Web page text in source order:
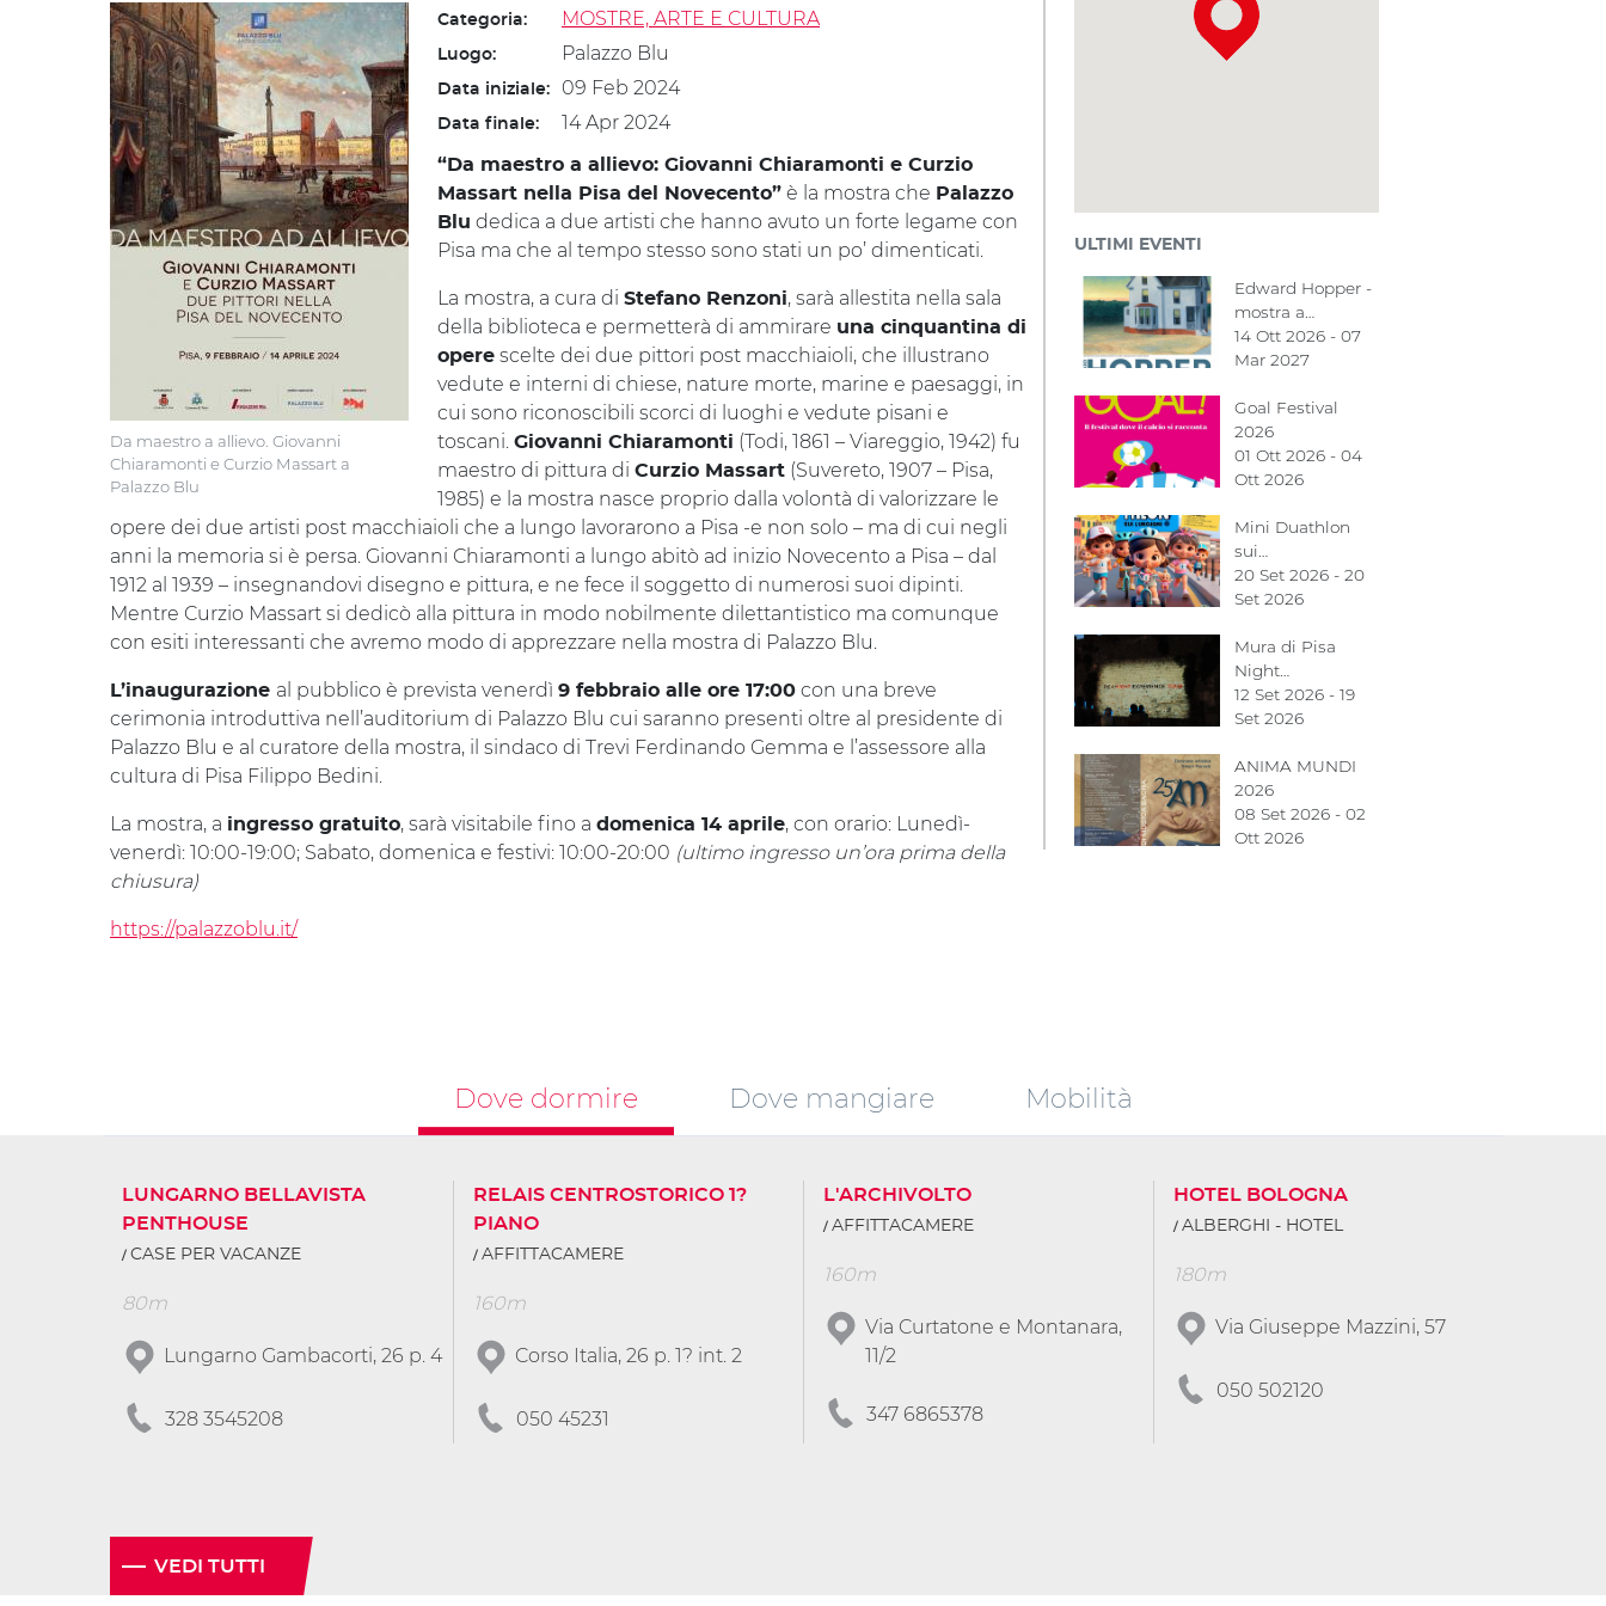
Da maestro a allievo. Giovanni
Chiaramonti e Curzio Massart a
Palazzo Blu
Categoria: MOSTRE, ARTE E CULTURA
Luogo: Palazzo Blu
Data iniziale: 09 Feb 2024
Data finale: 14 Apr 2024
“Da maestro a allievo: Giovanni Chiaramonti e Curzio
Massart nella Pisa del Novecento” è la mostra che Palazzo
Blu dedica a due artisti che hanno avuto un forte legame con
Pisa ma che al tempo stesso sono stati un po’ dimenticati.
La mostra, a cura di Stefano Renzoni, sarà allestita nella sala
della biblioteca e permetterà di ammirare una cinquantina di
opere scelte dei due pittori post macchiaioli, che illustrano
vedute e interni di chiese, nature morte, marine e paesaggi, in
cui sono riconoscibili scorci di luoghi e vedute pisani e
toscani. Giovanni Chiaramonti (Todi, 1861 – Viareggio, 1942) fu
maestro di pittura di Curzio Massart (Suvereto, 1907 – Pisa,
1985) e la mostra nasce proprio dalla volontà di valorizzare le
opere dei due artisti post macchiaioli che a lungo lavorarono a Pisa -e non solo – ma di cui negli
anni la memoria si è persa. Giovanni Chiaramonti a lungo abitò ad inizio Novecento a Pisa – dal
1912 al 1939 – insegnandovi disegno e pittura, e ne fece il soggetto di numerosi suoi dipinti.
Mentre Curzio Massart si dedicò alla pittura in modo nobilmente dilettantistico ma comunque
con esiti interessanti che avremo modo di apprezzare nella mostra di Palazzo Blu.
L’inaugurazione al pubblico è prevista venerdì 9 febbraio alle ore 17:00 con una breve
cerimonia introduttiva nell’auditorium di Palazzo Blu cui saranno presenti oltre al presidente di
Palazzo Blu e al curatore della mostra, il sindaco di Trevi Ferdinando Gemma e l’assessore alla
cultura di Pisa Filippo Bedini.
La mostra, a ingresso gratuito, sarà visitabile fino a domenica 14 aprile, con orario: Lunedì-
venerdì: 10:00-19:00; Sabato, domenica e festivi: 10:00-20:00 (ultimo ingresso un’ora prima della
chiusura)
https://palazzoblu.it/
ULTIMI EVENTI
Edward Hopper -
mostra a…
14 Ott 2026 - 07
Mar 2027
Goal Festival
2026
01 Ott 2026 - 04
Ott 2026
Mini Duathlon
sui…
20 Set 2026 - 20
Set 2026
Mura di Pisa
Night…
12 Set 2026 - 19
Set 2026
ANIMA MUNDI
2026
08 Set 2026 - 02
Ott 2026
Dove dormire Dove mangiare Mobilità
LUNGARNO BELLAVISTA
PENTHOUSE
CASE PER VACANZE
80m
Lungarno Gambacorti, 26 p. 4
328 3545208
RELAIS CENTROSTORICO 1?
PIANO
AFFITTACAMERE
160m
Corso Italia, 26 p. 1? int. 2
050 45231
L'ARCHIVOLTO
AFFITTACAMERE
160m
Via Curtatone e Montanara,
11/2
347 6865378
HOTEL BOLOGNA
ALBERGHI - HOTEL
180m
Via Giuseppe Mazzini, 57
050 502120
VEDI TUTTI